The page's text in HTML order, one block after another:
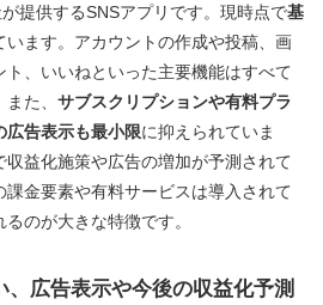
提供するSNSアプリです。現時点で基
います。アカウントの作成や投稿、画
、いいねといった主要機能はすべて
た、 サブスクリプションや有料プラ
広告表示も最小限に抑えられていま
益化施策や広告の増加が予測されて
金要素や有料サービスは導入されて
のが大きな特徴です。
広告表示や今後の収益化予測